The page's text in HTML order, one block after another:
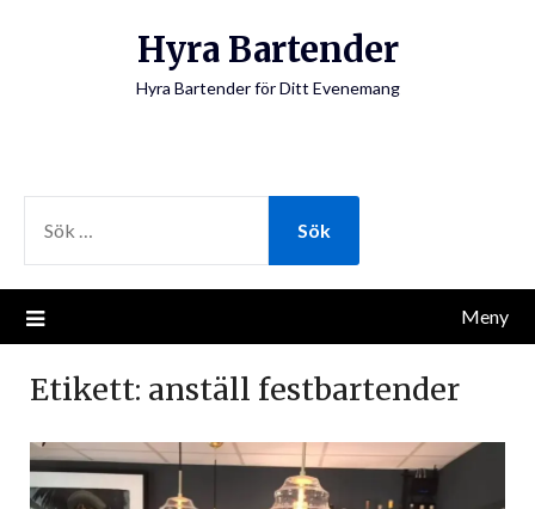
Hyra Bartender
Hyra Bartender för Ditt Evenemang
EFTER:
Meny
Etikett: anställ festbartender